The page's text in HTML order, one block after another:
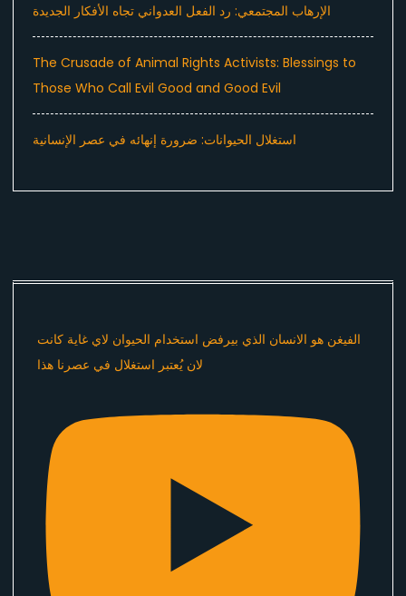
الإرهاب المجتمعي: رد الفعل العدواني تجاه الأفكار الجديدة
The Crusade of Animal Rights Activists: Blessings to
Those Who Call Evil Good and Good Evil
استغلال الحيوانات: ضرورة إنهائه في عصر الإنسانية
الفيغن هو الانسان الذي بيرفض استخدام الحيوان لاي غاية كانت